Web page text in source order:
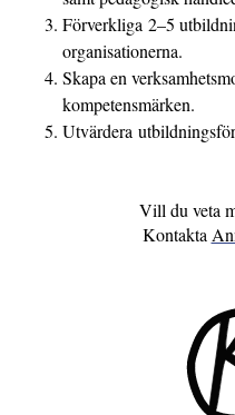
Förverkliga 2–5
organisationerna.
Skapa en
kompetensmärken.
Utvärdera
Vill du veta
Kontakta